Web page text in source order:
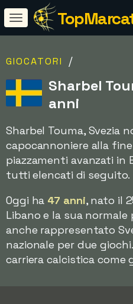
GIOCATORI /
Sharbel
anni
Sharbel Touma, Svezia
capocannoniere alla
piazzamenti avanzati in
tutti elencati di seguito.
Oggi ha 47 anni, nato il
Libano e la sua normale
anche rappresentato
nazionale per due
carriera calcistica come